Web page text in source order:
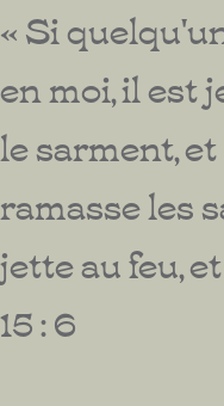
« Si
en moi, il est
le sarment,
ramasse les
jette au feu,
15 : 6